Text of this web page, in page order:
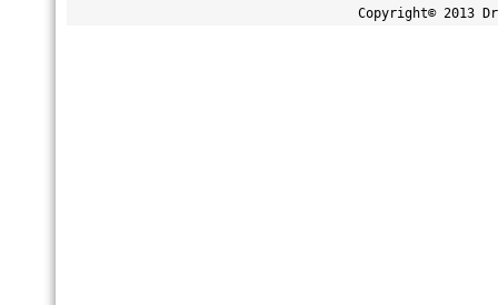
Copyright© 2013